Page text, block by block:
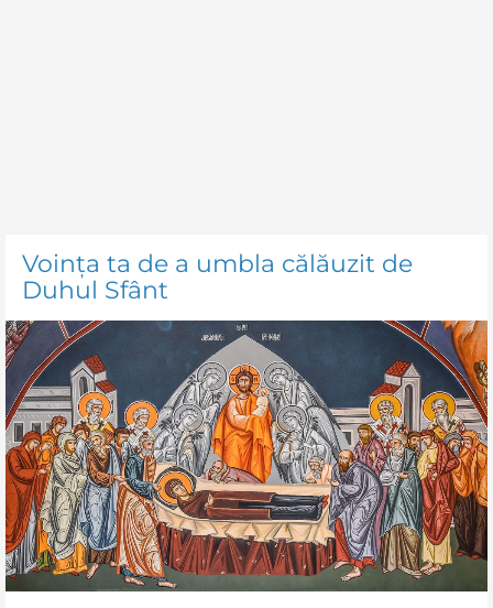
Voinţa ta de a umbla călăuzit de
Duhul Sfânt